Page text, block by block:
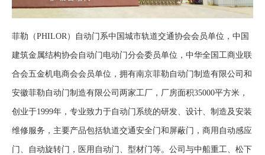
菲勒（PHILOR）自动门系中国城市轨道交通协会会员单位，中国
建筑金属结构协会自动门电动门分会委员单位，中华全国工商业联
合会五金机电商会会员单位，拥有南京菲勒自动门制造有限公司和
安徽菲勒自动门制造有限公司两家工厂，厂房面积35000平方米，
创业于1999年，专业致力于自动门系统的研发、设计、制造及安装
维修服务，主要产品包括轨道交通安全门和屏蔽门，商用自动感应
门、自动旋转门，医用自动门、型材门等。公司与中船重工、松下